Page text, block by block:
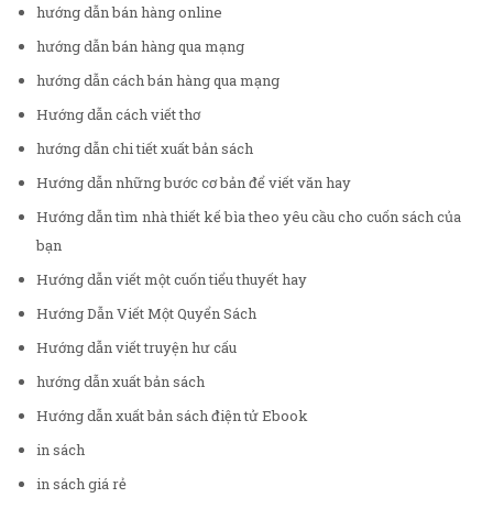
hướng dẫn bán hàng online
hướng dẫn bán hàng qua mạng
hướng dẫn cách bán hàng qua mạng
Hướng dẫn cách viết thơ
hướng dẫn chi tiết xuất bản sách
Hướng dẫn những bước cơ bản để viết văn hay
Hướng dẫn tìm nhà thiết kế bìa theo yêu cầu cho cuốn sách của
bạn
Hướng dẫn viết một cuốn tiểu thuyết hay
Hướng Dẫn Viết Một Quyển Sách
Hướng dẫn viết truyện hư cấu
hướng dẫn xuất bản sách
Hướng dẫn xuất bản sách điện tử Ebook
in sách
in sách giá rẻ